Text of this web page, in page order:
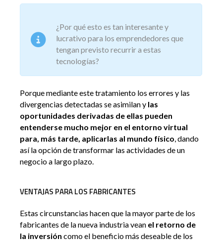
¿Por qué esto es tan interesante y
lucrativo para los emprendedores que
tengan previsto recurrir a estas
tecnologías?
Porque mediante este tratamiento los errores y las
divergencias detectadas se asimilan y las
oportunidades derivadas de ellas pueden
entenderse mucho mejor en el entorno virtual
para, más tarde, aplicarlas al mundo físico, dando
así la opción de transformar las actividades de un
negocio a largo plazo.
VENTAJAS PARA LOS FABRICANTES
Estas circunstancias hacen que la mayor parte de los
fabricantes de la nueva industria vean el retorno de
la inversión como el beneficio más deseable de los